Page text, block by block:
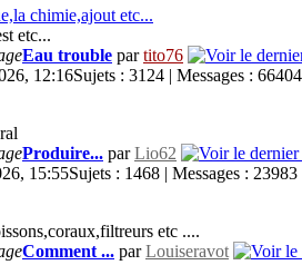
chimie,ajout etc...
etc...
Eau trouble partito76
12:16Sujets : 3124 | Messages : 66404
Produire... parLio62
15:55Sujets : 1468 | Messages : 23983
etc ....
Comment ... parLouiseravot